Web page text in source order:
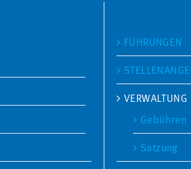
FÜHRUNGEN
VERWALTUNG
Gebühren
Satzung